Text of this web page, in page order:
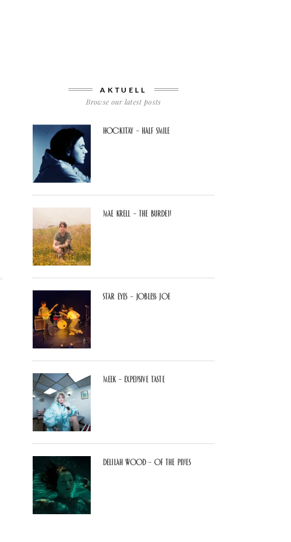
AKTUELL
Browse our latest posts
Hockitay – half smile
Mae Krell – the burden
Star Eyes – Jobless Joe
MEEK – Expensive Taste
Delilah Wood – of the pines